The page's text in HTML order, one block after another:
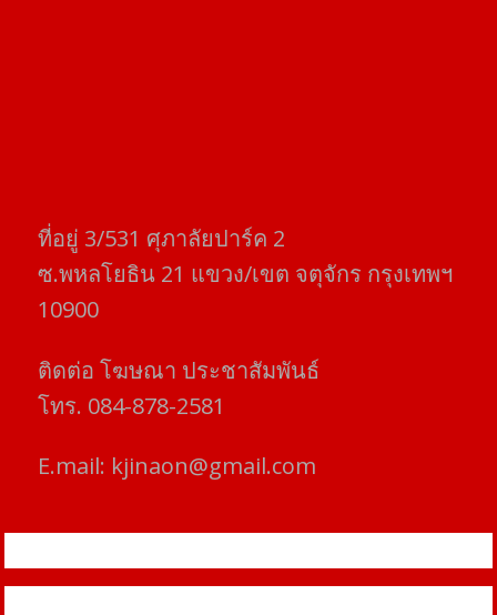
ที่อยู่​ 3/531​ ศุภาลัยปาร์ค​ 2
ซ.พหลโยธิน​ 21​ แขวง/เขต​ จตุจักร​ กรุงเทพฯ
10900
ติดต่อ​ โฆษณา​ ประชาสัมพันธ์
โทร​. 084-878-2581
E.mail: kjinaon@gmail.com